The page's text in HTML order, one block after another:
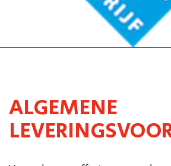
ALGEMENE